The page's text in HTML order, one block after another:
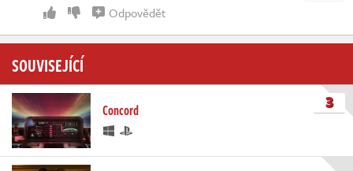
Odpovědět
SOUVISEJÍCÍ
Concord 3